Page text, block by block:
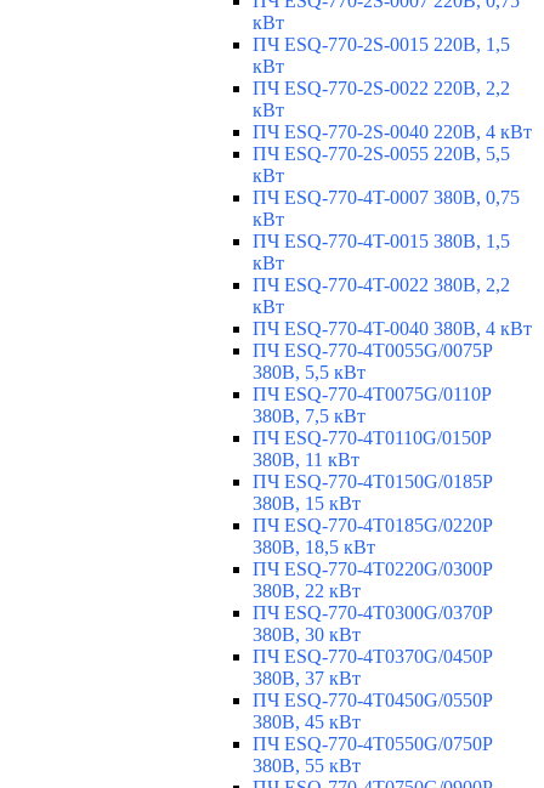
кВт
ПЧ ESQ-770-2S-0015 220В, 1,5
кВт
ПЧ ESQ-770-2S-0022 220В, 2,2
кВт
ПЧ ESQ-770-2S-0040 220В, 4 кВт
ПЧ ESQ-770-2S-0055 220В, 5,5
кВт
ПЧ ESQ-770-4T-0007 380В, 0,75
кВт
ПЧ ESQ-770-4T-0015 380В, 1,5
кВт
ПЧ ESQ-770-4T-0022 380В, 2,2
кВт
ПЧ ESQ-770-4T-0040 380В, 4 кВт
ПЧ ESQ-770-4T0055G/0075P
380В, 5,5 кВт
ПЧ ESQ-770-4T0075G/0110P
380В, 7,5 кВт
ПЧ ESQ-770-4T0110G/0150P
380В, 11 кВт
ПЧ ESQ-770-4T0150G/0185P
380В, 15 кВт
ПЧ ESQ-770-4T0185G/0220P
380В, 18,5 кВт
ПЧ ESQ-770-4T0220G/0300P
380В, 22 кВт
ПЧ ESQ-770-4T0300G/0370P
380В, 30 кВт
ПЧ ESQ-770-4T0370G/0450P
380В, 37 кВт
ПЧ ESQ-770-4T0450G/0550P
380В, 45 кВт
ПЧ ESQ-770-4T0550G/0750P
380В, 55 кВт